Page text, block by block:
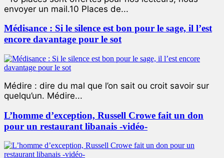
envoyer un mail.10 Places de...
Médisance : Si le silence est bon pour le sage, il l’est
encore davantage pour le sot
Médire : dire du mal que l’on sait ou croit savoir sur
quelqu’un. Médire...
L’homme d’exception, Russell Crowe fait un don
pour un restaurant libanais -vidéo-